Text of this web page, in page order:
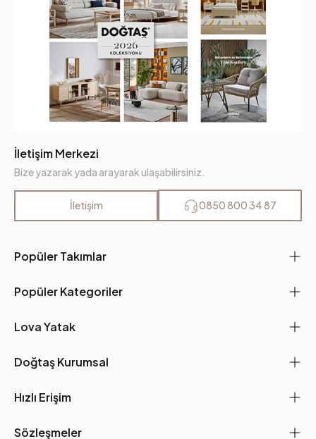
Popüler Takımlar
Popüler Kategoriler
Lova Yatak
Doğtaş Kurumsal
Hızlı Erişim
Sözleşmeler
İletişim Merkezi
Bize yazarak yada arayarak ulaşabilirsiniz.
İletişim 0850 800 34 87